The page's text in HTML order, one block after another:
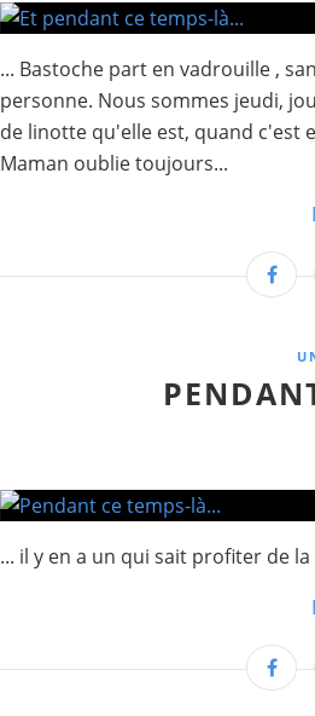
... Bastoche part en vadrouille ,
personne. Nous sommes jeudi,
de linotte qu'elle est, quand c'est
Maman oublie toujours...
... il y en a un qui sait profiter de